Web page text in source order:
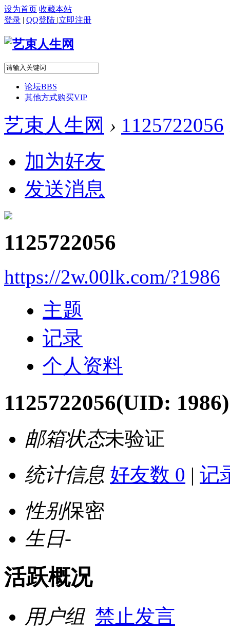
设为首页 收藏本站
登录 | QQ登陆 |立即注册
论坛BBS
其他方式购买VIP
艺束人生网 › 1125722056
加为好友
发送消息
1125722056
https://2w.00lk.com/?1986
主题
记录
个人资料
1125722056(UID: 1986)
邮箱状态未验证
统计信息 好友数 0 | 记
性别保密
生日-
活跃概况
用户组 禁止发言